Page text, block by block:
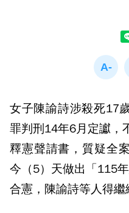
女子陳諭詩涉殺死17
罪判刑14年6月定讞，
釋憲聲請書，質疑全
今（5）天做出「115
合憲，陳諭詩等人得繼